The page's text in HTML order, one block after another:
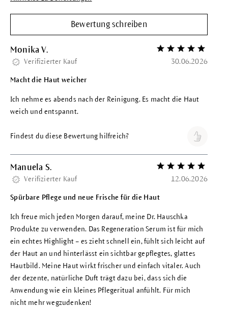
Bewertung schreiben
Monika V. Bewertung mit 5
Verifizierter Kauf 30.06.2026
Macht die Haut weicher
Ich nehme es abends nach der Reinigung. Es macht die Haut
weich und entspannt.
Findest du diese Bewertung hilfreich?
Manuela S. Bewertung mit 5
Verifizierter Kauf 12.06.2026
Spürbare Pflege und neue Frische für die Haut
Ich freue mich jeden Morgen darauf, meine Dr. Hauschka
Produkte zu verwenden. Das Regeneration Serum ist für mich
ein echtes Highlight – es zieht schnell ein, fühlt sich leicht auf
der Haut an und hinterlässt ein sichtbar gepflegtes, glattes
Hautbild. Meine Haut wirkt frischer und einfach vitaler. Auch
der dezente, natürliche Duft trägt dazu bei, dass sich die
Anwendung wie ein kleines Pflegeritual anfühlt. Für mich
nicht mehr wegzudenken!